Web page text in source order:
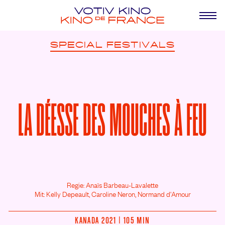
SPECIAL FESTIVALS
LA DÉESSE DES MOUCHES À FEU
Regie: Anaïs Barbeau-Lavalette
Mit: Kelly Depeault, Caroline Neron, Normand d'Amour
KANADA 2021 | 105 MIN